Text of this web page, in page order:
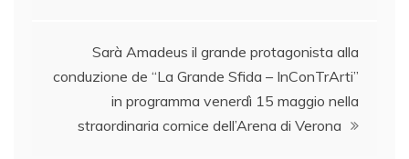
Sarà Amadeus il grande protagonista alla
conduzione de “La Grande Sfida – InConTrArti”
in programma venerdì 15 maggio nella
straordinaria cornice dell’Arena di Verona